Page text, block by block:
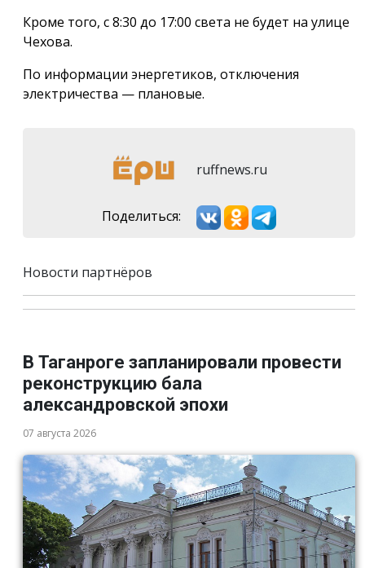
Кроме того, с 8:30 до 17:00 света не будет на улице
Чехова.
По информации энергетиков, отключения
электричества — плановые.
ruffnews.ru
Поделиться:
Новости партнёров
В Таганроге запланировали провести
реконструкцию бала
александровской эпохи
07 августа 2026